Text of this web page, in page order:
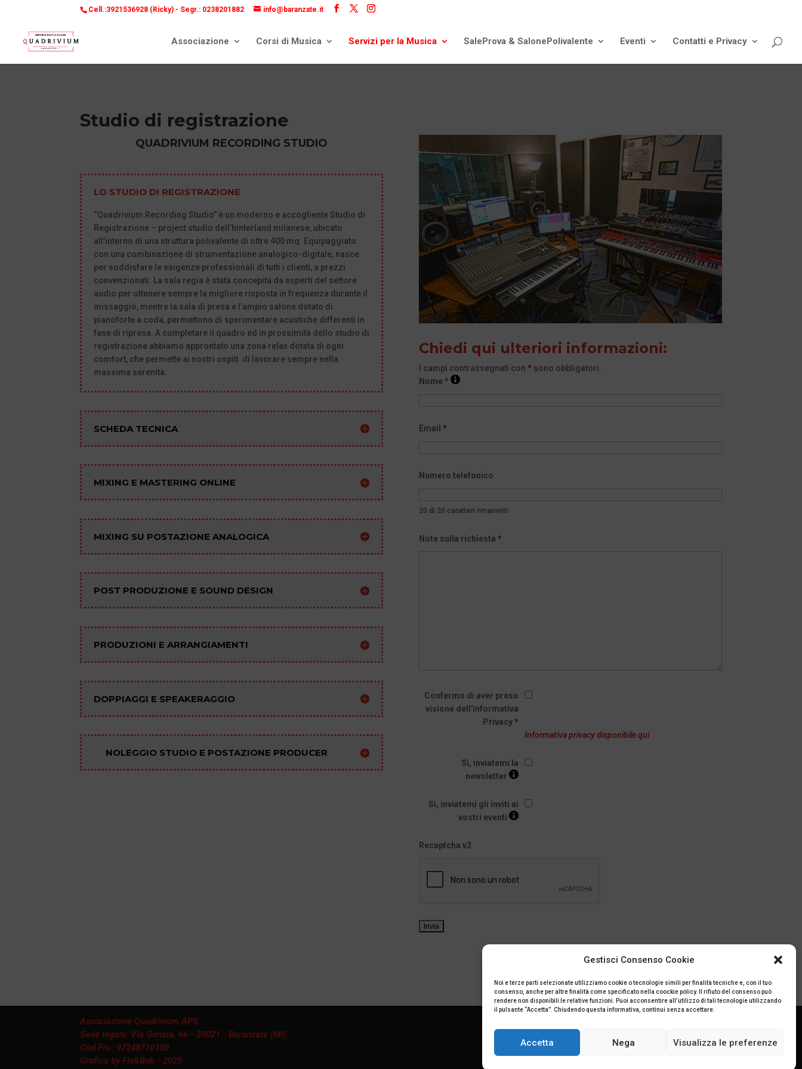
Gestisci Consenso Cookie
Noi e terze parti selezionate utilizziamo cookie o tecnologie simili per finalità tecniche e, con il tuo
consenso, anche per altre finalità come specificato nella coockie policy. Il rifiuto del consenso può
rendere non disponibili le relative funzioni. Puoi acconsentire all’utilizzo di tali tecnologie utilizzando
il pulsante “Accetta”. Chiudendo questa informativa, continui senza accettare.
Accetta Nega Visualizza le preferenze
Cell.:3921536928 (Ricky) - Segr.: 0238201882 info@baranzate.it
Associazione Corsi di Musica Servizi per la Musica SaleProva & SalonePolivalente Eventi Contatti e Privacy
Studio di registrazione
QUADRIVIUM RECORDING STUDIO
LO STUDIO DI REGISTRAZIONE
“Quadrivium Recording Studio” è un moderno e accogliente Studio di
Registrazione – project studio dell’hinterland milanese, ubicato
all’interno di una struttura polivalente di oltre 400 mq. Equipaggiato
con una combinazione di strumentazione analogico-digitale, nasce
per soddisfare le esigenze professionali di tutti i clienti, a prezzi
convenzionati. La sala regia è stata concepita da esperti del settore
audio per ottenere sempre la migliore risposta in frequenza durante il
missaggio, mentre la sala di presa e l’ampio salone dotato di
pianoforte a coda, permettono di sperimentare acustiche differenti in
fase di ripresa. A completare il quadro ed in prossimità dello studio di
registrazione abbiamo approntato una zona relax dotata di ogni
comfort, che permette ai nostri ospiti di lavorare sempre nella
massima serenità.
SCHEDA TECNICA
MIXING E MASTERING ONLINE
MIXING SU POSTAZIONE ANALOGICA
POST PRODUZIONE E SOUND DESIGN
PRODUZIONI E ARRANGIAMENTI
DOPPIAGGI E SPEAKERAGGIO
NOLEGGIO STUDIO E POSTAZIONE PRODUCER
Chiedi qui ulteriori informazioni:
I campi contrassegnati con *sono obbligatori.
Nome *
Email *
Numero telefonico
20 di 20 caratteri rimanenti
Note sulla richiesta *
Confermo di aver preso
visione dell'informativa
Privacy*
Informativa privacy disponibile qui
Sì, inviatemi la
newsletter
Sì, inviatemi gli inviti ai
vostri eventi
Recaptcha v2
Associazione Quadrivium APS
Sede legale: Via Gorizia, 66 - 20021 - Baranzate (MI)
Cod Fis.: 97248710150
Grafica by Fix&Bob - 2025